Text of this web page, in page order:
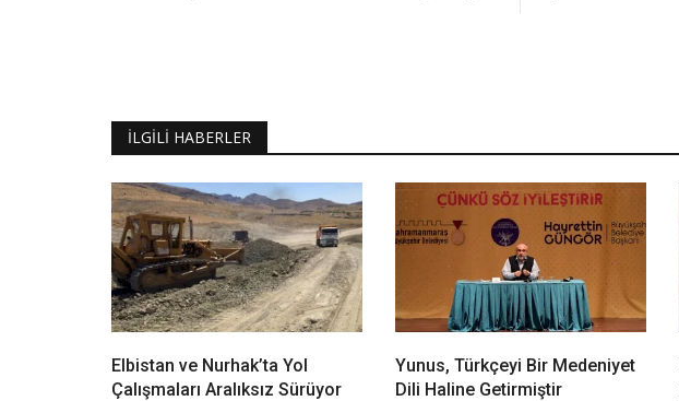
İLGILI HABERLER
Elbistan ve Nurhak’ta Yol
Çalışmaları Aralıksız Sürüyor
Yunus, Türkçeyi Bir Medeniyet
Dili Haline Getirmiştir